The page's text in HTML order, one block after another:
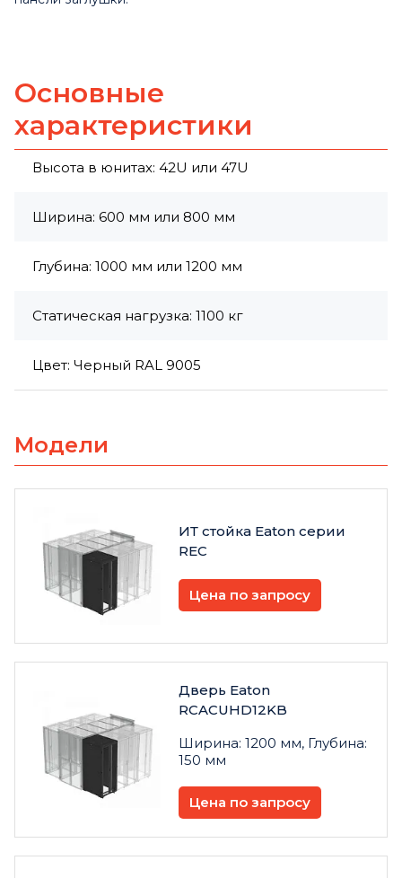
Основные
характеристики
Высота в юнитах: 42U или 47U
Ширина: 600 мм или 800 мм
Глубина: 1000 мм или 1200 мм
Статическая нагрузка: 1100 кг
Цвет: Черный RAL 9005
Модели
ИТ стойка Eaton серии
REC
Цена по запросу
Дверь Eaton
RCACUHD12KB
Ширина: 1200 мм, Глубина:
150 мм
Цена по запросу